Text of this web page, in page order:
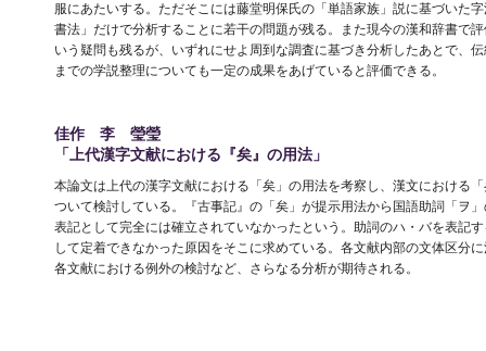
服にあたいする。ただそこには藤堂明保氏の「単語家族」説に基づいた
書法」だけで分析することに若干の問題が残る。また現今の漢和辞書で
いう疑問も残るが、いずれにせよ周到な調査に基づき分析したあとで、
までの学説整理についても一定の成果をあげていると評価できる。
佳作 李 瑩瑩
「上代漢字文献における『矣』の用法」
本論文は上代の漢字文献における「矣」の用法を考察し、漢文における
ついて検討している。『古事記』の「矣」が提示用法から国語助詞「ヲ
表記として完全には確立されていなかったという。助詞のハ・バを表記
して定着できなかった原因をそこに求めている。各文献内部の文体区分
各文献における例外の検討など、さらなる分析が期待される。